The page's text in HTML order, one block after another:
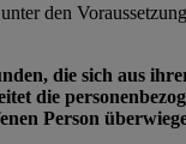
den
die sich aus
die
Person